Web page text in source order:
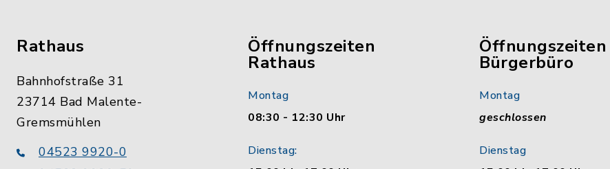
Rathaus
Bahnhofstraße 31
23714 Bad Malente-
Gremsmühlen
04523 9920-0
Öffnungszeiten
Rathaus
Montag
08:30 - 12:30 Uhr
Dienstag:
Öffnungszeiten
Bürgerbüro
Montag
geschlossen
Dienstag